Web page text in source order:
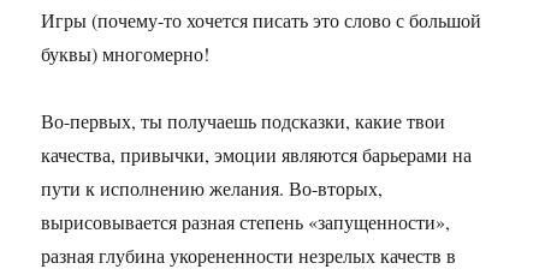
Игры (почему-то хочется писать это слово с большой
буквы) многомерно!
Во-первых, ты получаешь подсказки, какие твои
качества, привычки, эмоции являются барьерами на
пути к исполнению желания. Во-вторых,
вырисовывается разная степень «запущенности»,
разная глубина укорененности незрелых качеств в